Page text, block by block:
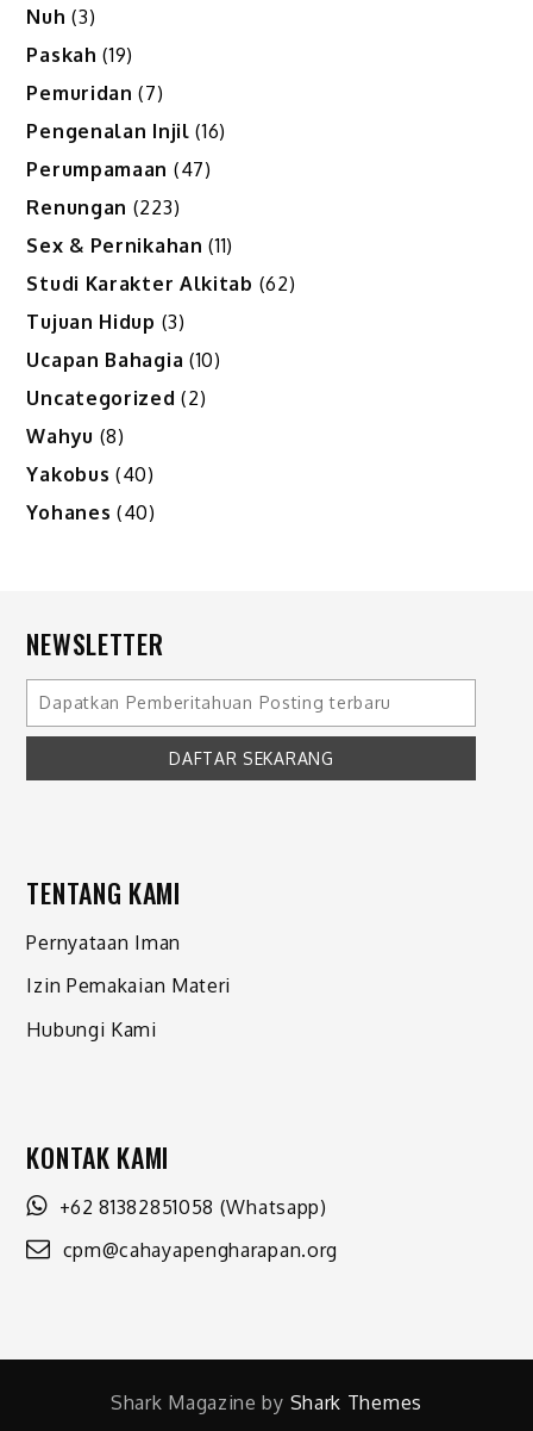
Nuh (3)
Paskah (19)
Pemuridan (7)
Pengenalan Injil (16)
Perumpamaan (47)
Renungan (223)
Sex & Pernikahan (11)
Studi Karakter Alkitab (62)
Tujuan Hidup (3)
Ucapan Bahagia (10)
Uncategorized (2)
Wahyu (8)
Yakobus (40)
Yohanes (40)
NEWSLETTER
TENTANG KAMI
Pernyataan Iman
Izin Pemakaian Materi
Hubungi Kami
KONTAK KAMI
+62 81382851058 (Whatsapp)
cpm@cahayapengharapan.org
Shark Magazine by Shark Themes